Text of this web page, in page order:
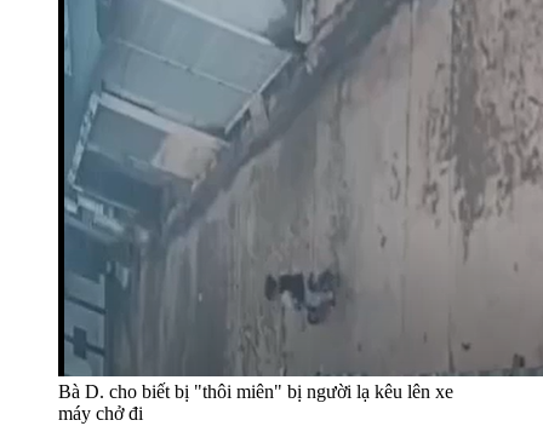
Bà D. cho biết bị "thôi miên" bị người lạ kêu lên xe
máy chở đi